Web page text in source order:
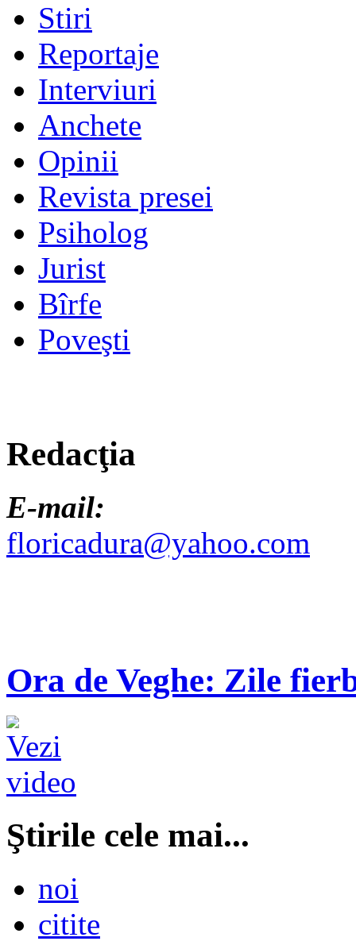
Stiri
Reportaje
Interviuri
Anchete
Opinii
Revista presei
Psiholog
Jurist
Bîrfe
Poveşti
Redacţia
E-mail:
floricadura@yahoo.com
Ora de Veghe: Zile
Ştirile cele mai...
noi
citite